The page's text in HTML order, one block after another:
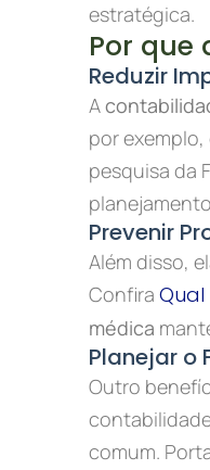
estratégica.
Por que
Reduzir
A
por
pesquisa da
Prevenir
Além disso,
Confira Qual
médica
Planejar o
Outro
comum.